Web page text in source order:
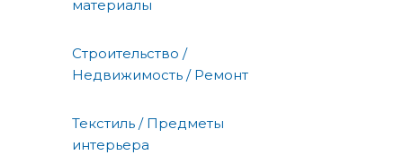
материалы
Строительство /
Недвижимость / Ремонт
Текстиль / Предметы
интерьера